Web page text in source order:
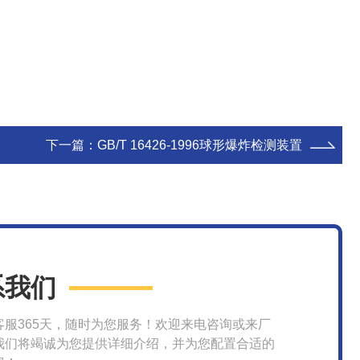
下一篇： GB/T 16426-1996球形爆炸检测装置
们
服365天，随时为您服务！欢迎来电咨询或来厂
们将竭诚为您提供详细介绍，并为您配置合适的